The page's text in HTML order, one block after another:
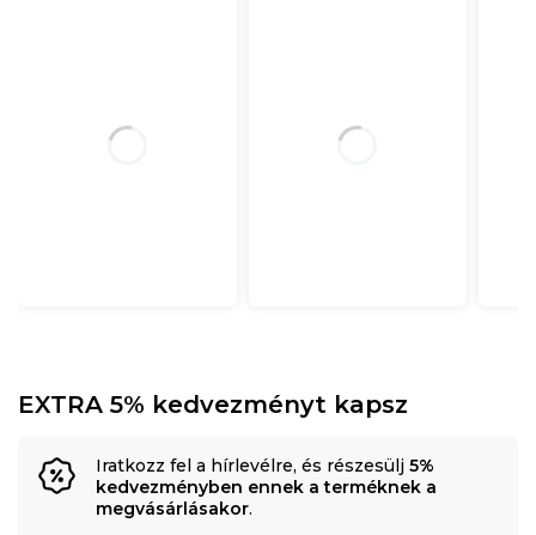
EXTRA 5% kedvezményt kapsz
Iratkozz fel a hírlevélre, és részesülj 5%
kedvezményben ennek a terméknek a
megvásárlásakor.